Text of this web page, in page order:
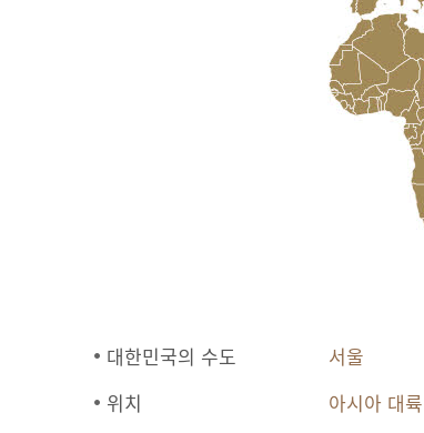
대한민국의 수도
서울
위치
아시아 대